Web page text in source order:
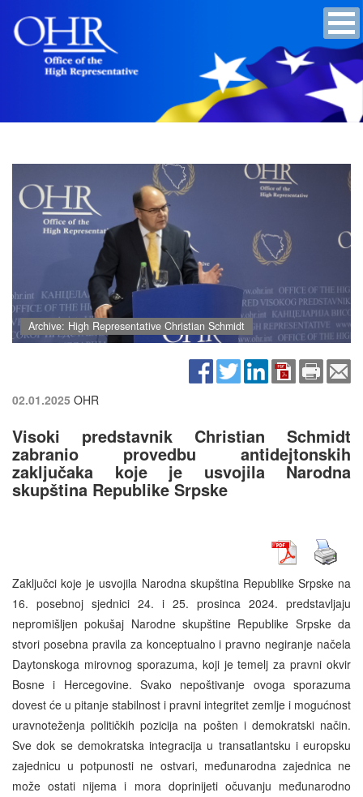
Archive: High Representative Christian Schmidt
02.01.2025 OHR
Visoki predstavnik Christian Schmidt
zabranio provedbu antidejtonskih
zaključaka koje je usvojila Narodna
skupština Republike Srpske
Zaključci koje je usvojila Narodna skupština Republike Srpske na
16. posebnoj sjednici 24. i 25. prosinca 2024. predstavljaju
nepromišljen pokušaj Narodne skupštine Republike Srpske da
stvori posebna pravila za konceptualno i pravno negiranje načela
Daytonskoga mirovnog sporazuma, koji je temelj za pravni okvir
Bosne i Hercegovine. Svako nepoštivanje ovoga sporazuma
dovest će u pitanje stabilnost i pravni integritet zemlje i mogućnost
uravnoteženja političkih pozicija na pošten i demokratski način.
Sve dok se demokratska integracija u transatlantsku i europsku
zajednicu u potpunosti ne ostvari, međunarodna zajednica ne
može ostati nijema i mora doprinijeti očuvanju međunarodno